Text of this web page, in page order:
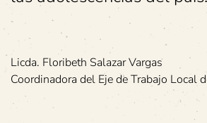
Licda. Floribeth Salazar Vargas
Coordinadora del Eje de Trabajo Local